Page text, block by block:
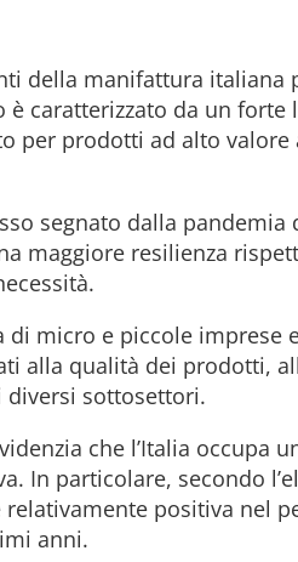
della manifattura italiana
caratterizzato da un forte
per prodotti ad alto
segnato dalla pandemia
maggiore resilienza
micro e piccole imprese
alla qualità dei prodotti,
diversi sottosettori.
che l’Italia occupa
In particolare, secondo
positiva nel
anni.